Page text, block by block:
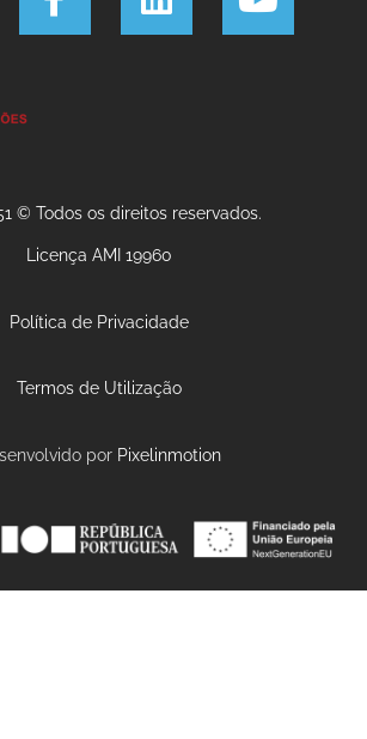
© Todos os direitos reservados.
Licença AMI 19960
Política de Privacidade
Termos de Utilização
por Pixelinmotion